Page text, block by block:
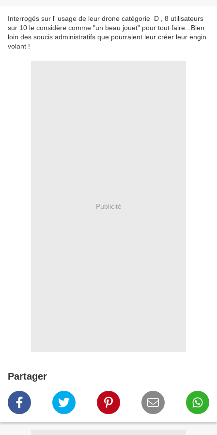
Interrogés sur l' usage de leur drone catégorie D , 8 utilisateurs
sur 10 le considère comme "un beau jouet" pour tout faire...Bien
loin des soucis administratifs que pourraient leur créer leur engin
volant !
Publicité
Partager